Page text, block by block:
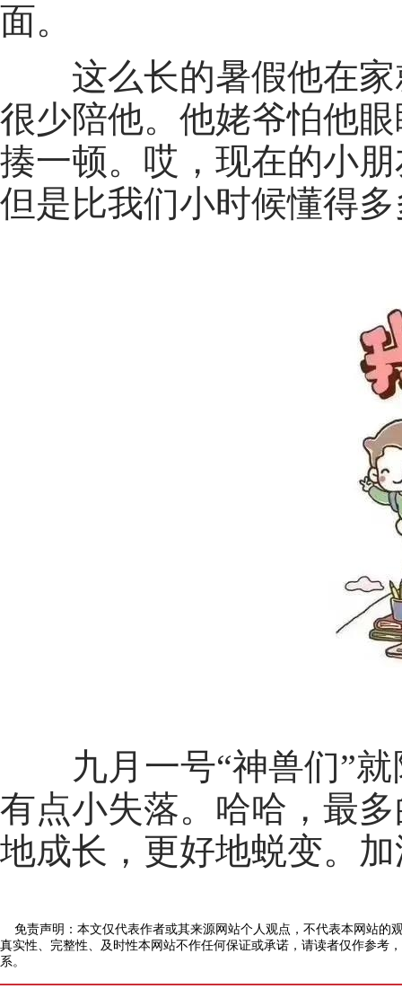
面。
这么长的暑假他在家
很少陪他。他姥爷怕他
揍一顿。哎，现在的小
但是比我们小时候懂得
九月一号“神兽们”就
有点小失落。哈哈，最
地成长，更好地蜕变。
免责声明：本文仅代表作者或其来源网站个人观点，不代表本网站的
真实性、完整性、及时性本网站不作任何保证或承诺，请读者仅作参考
系。